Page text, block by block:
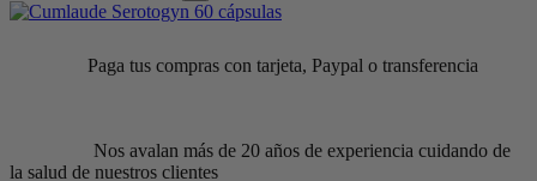
Paga tus compras con tarjeta, Paypal o transferencia
Nos avalan más de 20 años de experiencia cuidando de
la salud de nuestros clientes